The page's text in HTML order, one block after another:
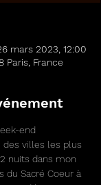
mars 2023, 12:00
Paris, France
end
des villes les plus
nuits dans mon
du Sacré Coeur à